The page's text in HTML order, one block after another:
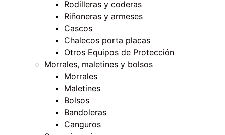
Rodilleras y coderas
Riñoneras y armeses
Cascos
Chalecos porta placas
Otros Equipos de Protección
Morrales, maletines y bolsos
Morrales
Maletines
Bolsos
Bandoleras
Canguros